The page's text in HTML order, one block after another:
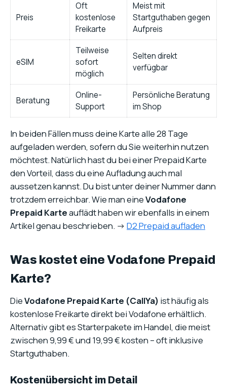
Preis
Oft
kostenlose
Freikarte
Meist mit
Startguthaben gegen
Aufpreis
eSIM
Teilweise
sofort
möglich
Selten direkt
verfügbar
Beratung
Online-
Support
Persönliche Beratung
im Shop
In beiden Fällen muss deine Karte alle 28 Tage
aufgeladen werden, sofern du Sie weiterhin nutzen
möchtest. Natürlich hast du bei einer Prepaid Karte
den Vorteil, dass du eine Aufladung auch mal
aussetzen kannst. Du bist unter deiner Nummer dann
trotzdem erreichbar. Wie man eineVodafone
Prepaid Karteauflädt haben wir ebenfalls in einem
Artikel genau beschrieben. -> D2 Prepaid aufladen
Was kostet eine Vodafone Prepaid
Karte?
DieVodafone Prepaid Karte (CallYa) ist häufig als
kostenlose Freikarte direkt bei Vodafone erhältlich.
Alternativ gibt es Starterpakete im Handel, die meist
zwischen 9,99 € und 19,99 € kosten – oft inklusive
Startguthaben.
Kostenübersicht im Detail